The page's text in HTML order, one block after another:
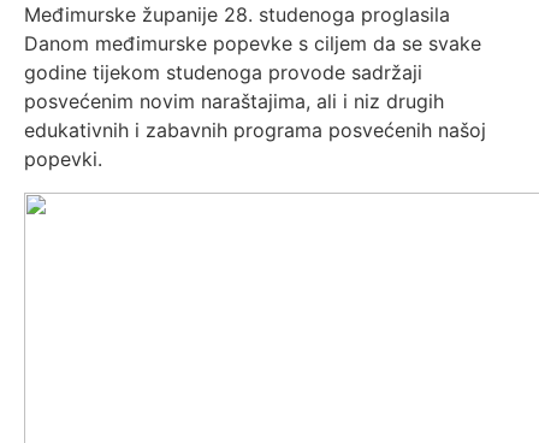
Međimurske županije 28. studenoga proglasila
Danom međimurske popevke s ciljem da se svake
godine tijekom studenoga provode sadržaji
posvećenim novim naraštajima, ali i niz drugih
edukativnih i zabavnih programa posvećenih našoj
popevki.